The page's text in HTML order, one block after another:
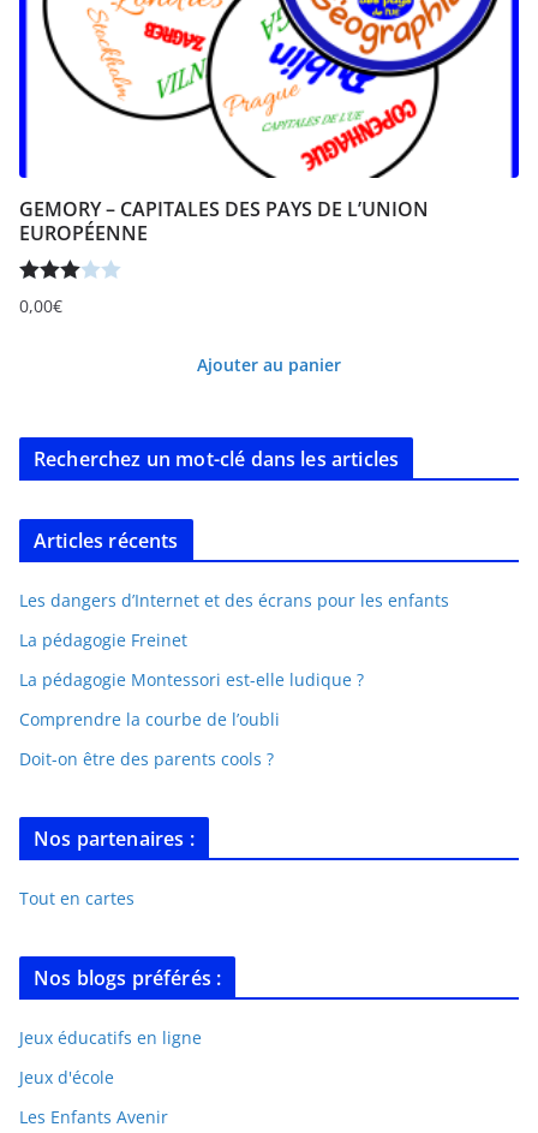
GEMORY – CAPITALES DES PAYS DE L’UNION
EUROPÉENNE
Note
0,00€
Ajouter au panier
Recherchez un mot-clé dans les articles
Articles récents
Les dangers d’Internet et des écrans pour les enfants
La pédagogie Freinet
La pédagogie Montessori est-elle ludique ?
Comprendre la courbe de l’oubli
Doit-on être des parents cools ?
Nos partenaires :
Tout en cartes
Nos blogs préférés :
Jeux éducatifs en ligne
Jeux d'école
Les Enfants Avenir